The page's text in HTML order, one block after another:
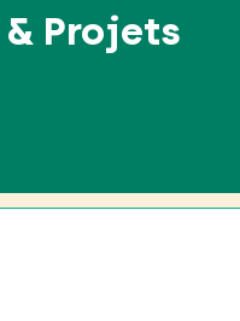
Projets